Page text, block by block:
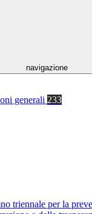
navigazione
generali 233
triennale per la